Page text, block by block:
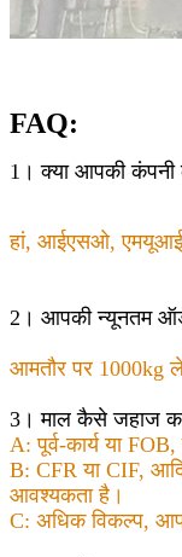
FAQ:
1। क्या आपकी कंपनी
हां, आईएसओ, एमयूआई,
2। आपकी न्यूनतम
आमतौर पर 1000kg
3। माल कैसे जहाज
A: पूर्व-कार्य या
B: CFR या CIF,
आवश्यकता है।
C: अधिक विकल्प,